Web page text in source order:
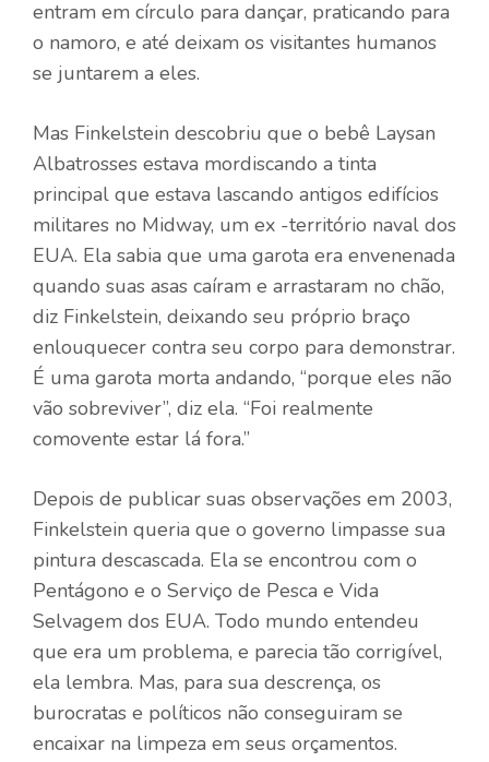
entram em círculo para dançar, praticando para
o namoro, e até deixam os visitantes humanos
se juntarem a eles.
Mas Finkelstein descobriu que o bebê Laysan
Albatrosses estava mordiscando a tinta
principal que estava lascando antigos edifícios
militares no Midway, um ex -território naval dos
EUA. Ela sabia que uma garota era envenenada
quando suas asas caíram e arrastaram no chão,
diz Finkelstein, deixando seu próprio braço
enlouquecer contra seu corpo para demonstrar.
É uma garota morta andando, “porque eles não
vão sobreviver”, diz ela. “Foi realmente
comovente estar lá fora.”
Depois de publicar suas observações em 2003,
Finkelstein queria que o governo limpasse sua
pintura descascada. Ela se encontrou com o
Pentágono e o Serviço de Pesca e Vida
Selvagem dos EUA. Todo mundo entendeu
que era um problema, e parecia tão corrigível,
ela lembra. Mas, para sua descrença, os
burocratas e políticos não conseguiram se
encaixar na limpeza em seus orçamentos.